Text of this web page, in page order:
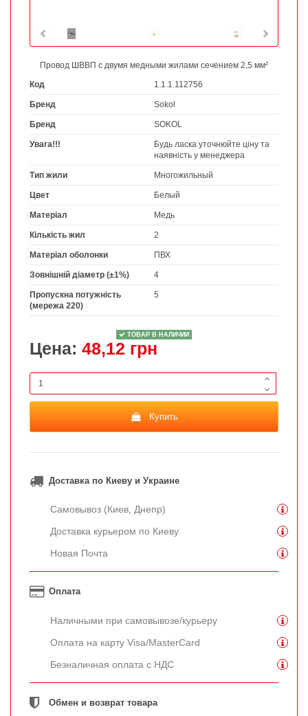
Провод ШВВП с двумя медными жилами сечением 2,5 мм²
Код
1.1.1.112756
Бренд Sokol
Бренд SOKOL
Увага!!!
Будь ласка уточнюйте ціну та
наявність у менеджера
Тип жили Многожильный
Цвет Белый
Матеріал Медь
Кількість жил 2
Матеріал оболонки ПВХ
Зовнішній діаметр (±1%) 4
Пропускна потужність
(мережа 220)
5
ТОВАР В НАЛИЧИИ
Цена: 48,12 грн
Купить
Доставка по Киеву и Украине
Самовывоз (Киев, Днепр)
Доставка курьером по Киеву
Новая Почта
Оплата
Наличными при самовывозе/курьеру
Оплата на карту Visa/MasterCard
Безналичная оплата с НДС
Обмен и возврат товара